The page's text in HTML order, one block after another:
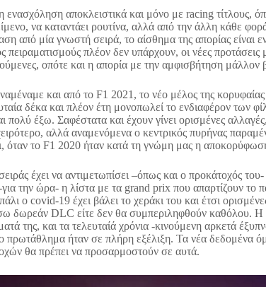
ενασχόληση αποκλειστικά και μόνο με racing τίτλους,
να καταντάει ρουτίνα, αλλά από την άλλη κάθε
από μία γνωστή σειρά, το αίσθημα της απορίας είναι
πειραματισμούς πλέον δεν υπάρχουν, οι νέες προτάσεις
οπότε και η απορία με την αμφισβήτηση μάλλον
και από το F1 2021, το νέο μέλος της
δέκα και πλέον έτη μονοπωλεί το ενδιαφέρον των
πολύ έξω. Σαφέστατα και έχουν γίνει ορισμένες
αλλά αναμενόμενα ο κεντρικός πυρήνας
όταν το F1 2020 ήταν κατά τη γνώμη μας η αποκορύφωση
έχει να αντιμετωπίσει –όπως και ο προκάτοχός
για την ώρα- η λίστα με τα grand prix που απαρτίζουν το
ο covid-19 έχει βάλει το χεράκι του και έτσι
δωρεάν DLC είτε δεν θα συμπεριληφθούν καθόλου. Η
της, και τα τελευταίά χρόνια -κινούμενη αρκετά
πρωτάθλημα ήταν σε πλήρη εξέλιξη. Τα νέα δεδομένα
θα πρέπει να προσαρμοστούν σε αυτά.